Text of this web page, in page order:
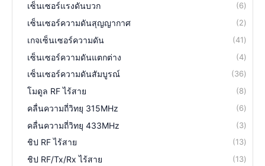
เซ็นเซอร์แรงดันบวก 6
เซ็นเซอร์ความดันสุญญากาศ 2
เกจเซ็นเซอร์ความดัน 41
เซ็นเซอร์ความดันแตกต่าง 4
เซ็นเซอร์ความดันสัมบูรณ์ 36
โมดูล RF ไร้สาย 8
คลื่นความถี่วิทยุ 315MHz 6
คลื่นความถี่วิทยุ 433MHz 3
ชิป RF ไร้สาย 13
ชิป RF/Tx/Rx ไร้สาย 13